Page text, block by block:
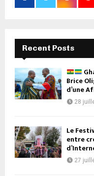
Recent Posts
Brice
d’une
28
Le
entre
27